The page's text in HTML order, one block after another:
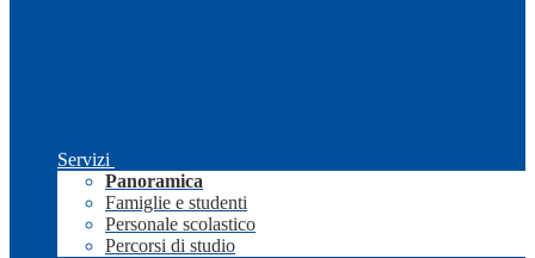
Servizi
Panoramica
Famiglie e studenti
Personale scolastico
Percorsi di studio